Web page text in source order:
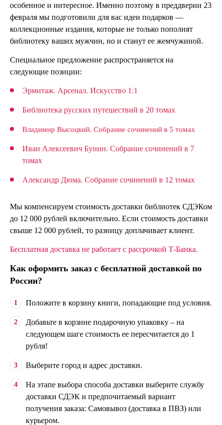
особенное и интересное. Именно поэтому в преддверии 23
февраля мы подготовили для вас идеи пoдарков —
коллекционные издания, которые не только пополнят
библиотеку ваших мужчин, но и станут ее жемчужиной.
Специальное предложение распространяется на
следующие позиции:
Эрмитаж. Арсенал. Искусство 1:1
Библиотека русских путешествий в 20 томах
Владимир Высоцкий. Собрание сочинений в 5 томах
Иван Алексеевич Бунин. Собрание сочинений в 7
томах
Александр Дюма. Собрание сочинений в 12 томах
Мы компенсируем стоимость доставки библиотек СДЭКом
до 12 000 рублей включительно. Если стоимость доставки
свыше 12 000 рублей, то разницу доплачивает клиент.
Бесплатная доставка не работает с рассрочкой Т-Банка.
Как оформить заказ с бесплатной доставкой по
России?
Положите в корзину книги, попадающие под условия.
Добавьте в корзине подарочную упаковку – на
следующем шаге стоимость ее пересчитается до 1
рубля!
Выберите город и адрес доставки.
На этапе выбора способа доставки выберите службу
доставки СДЭК и предпочитаемый вариант
получения заказа: Самовывоз (доставка в ПВЗ) или
курьером.